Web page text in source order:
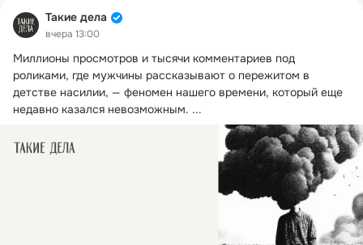
Такие дела
вчера 13:00
Миллионы просмотров и тысячи комментариев под
роликами, где мужчины рассказывают о пережитом в
детстве насилии, — феномен нашего времени, который еще
недавно казался невозможным. ...